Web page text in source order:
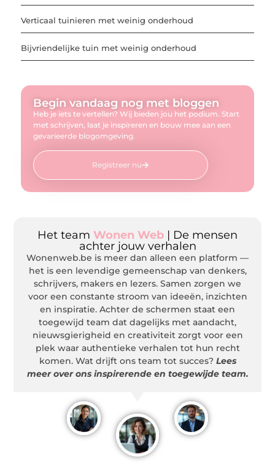
Verticaal tuinieren met weinig onderhoud
Bijvriendelijke tuin met weinig onderhoud
Begin vandaag nog met bloggen
Heb je iets te vertellen? Wij bieden jou het podium. Start
met schrijven, laat je inspireren en bouw mee aan een
gevarieerde blogomgeving.
Registreer nu
Het team Wonen Web | De mensen
achter jouw verhalen
Wonenweb.be is meer dan alleen een platform —
het is een levendige gemeenschap van denkers,
schrijvers, makers en lezers. Samen zorgen we
voor een constante stroom van ideeën, inzichten
en inspiratie. Achter de schermen staat een
toegewijd team dat dagelijks met aandacht,
nieuwsgierigheid en creativiteit zorgt voor een
plek waar authentieke verhalen tot hun recht
komen. Wat drijft ons team tot succes? Lees
meer over ons inspirerende en toegewijde team.